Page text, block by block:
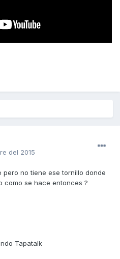
del 2015
pero no tiene ese tornillo donde
como se hace entonces ?
Tapatalk